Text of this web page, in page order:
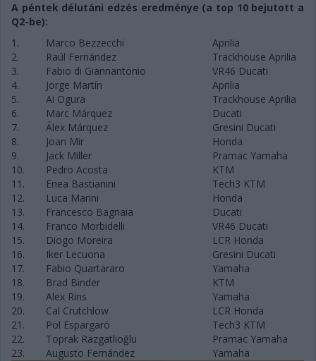
A péntek délutáni edzés eredménye (a top 10 bejutott a
Q2-be):
1.
Marco Bezzecchi
Aprilia
2.
Raúl Fernández
Trackhouse Aprilia
3.
Fabio di Giannantonio
VR46 Ducati
4.
Jorge Martín
Aprilia
5.
Ai Ogura
Trackhouse Aprilia
6.
Marc Márquez
Ducati
7.
Álex Márquez
Gresini Ducati
8.
Joan Mir
Honda
9.
Jack Miller
Pramac Yamaha
10.
Pedro Acosta
KTM
11.
Enea Bastianini
Tech3 KTM
12.
Luca Marini
Honda
13.
Francesco Bagnaia
Ducati
14.
Franco Morbidelli
VR46 Ducati
15.
Diogo Moreira
LCR Honda
16.
Iker Lecuona
Gresini Ducati
17.
Fabio Quartararo
Yamaha
18.
Brad Binder
KTM
19.
Alex Rins
Yamaha
20.
Cal Crutchlow
LCR Honda
21.
Pol Espargaró
Tech3 KTM
22.
Toprak Razgatlıoğlu
Pramac Yamaha
23.
Augusto Fernández Yamaha